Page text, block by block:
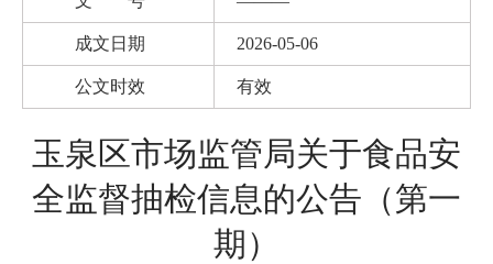
成文日期 2026-05-06
公文时效 有效
玉泉区市场监管局关于食品安
全监督抽检信息的公告（第一
期）